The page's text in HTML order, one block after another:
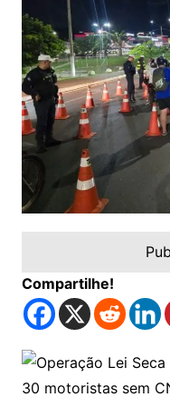
Compartilhe!